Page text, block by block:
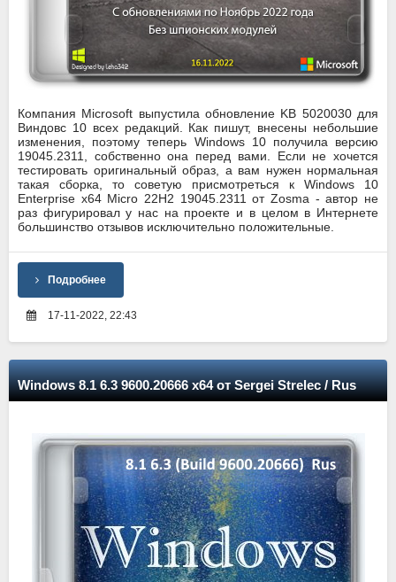
Компания Microsoft выпустила обновление KB 5020030 для
Виндовс 10 всех редакций. Как пишут, внесены небольшие
изменения, поэтому теперь Windows 10 получила версию
19045.2311, собственно она перед вами. Если не хочется
тестировать оригинальный образ, а вам нужен нормальная
такая сборка, то советую присмотреться к Windows 10
Enterprise x64 Micro 22H2 19045.2311 от Zosma - автор не
раз фигурировал у нас на проекте и в целом в Интернете
большинство отзывов исключительно положительные.
Подробнее
17-11-2022, 22:43
Windows 8.1 6.3 9600.20666 x64 от Sergei Strelec / Rus